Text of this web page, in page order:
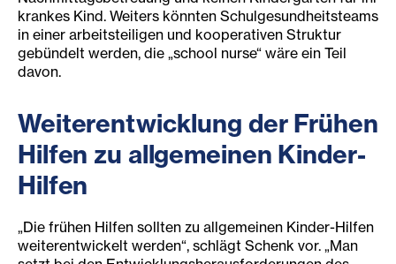
krankes Kind. Weiters könnten Schulgesundheitsteams
in einer arbeitsteiligen und kooperativen Struktur
gebündelt werden, die „school nurse“ wäre ein Teil
davon.
Weiterentwicklung der Frühen
Hilfen zu allgemeinen Kinder-
Hilfen
„Die frühen Hilfen sollten zu allgemeinen Kinder-Hilfen
weiterentwickelt werden“, schlägt Schenk vor. „Man